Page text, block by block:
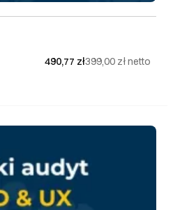
490,77 zł399,00 złnetto